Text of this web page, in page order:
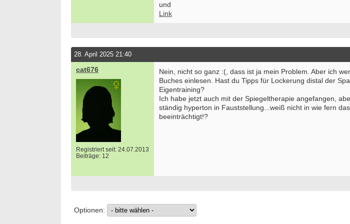
und
Link
28. April 2025 21:40
cat676
Registriert seit: 24.07.2013
Beiträge: 12
Nein, nicht so ganz :(, dass ist ja mein Problem. Aber ich
Buches einlesen. Hast du Tipps für Lockerung distal der
Eigentraining?
Ich habe jetzt auch mit der Spiegeltherapie angefangen,
ständig hyperton in Fauststellung...weiß nicht in wie fern
beeinträchtigt!?
Optionen: